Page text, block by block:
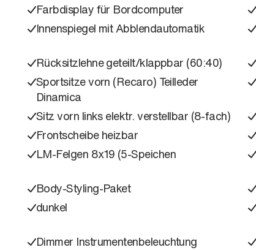
Farbdisplay für Bordcomputer
Innenspiegel mit Abblendautomatik
Rücksitzlehne geteilt/klappbar (60:40)
Sportsitze vorn (Recaro) Teilleder
Dinamica
Sitz vorn links elektr. verstellbar (8-fach)
Frontscheibe heizbar
LM-Felgen 8x19 (5-Speichen
Body-Styling-Paket
dunkel
Dimmer Instrumentenbeleuchtung